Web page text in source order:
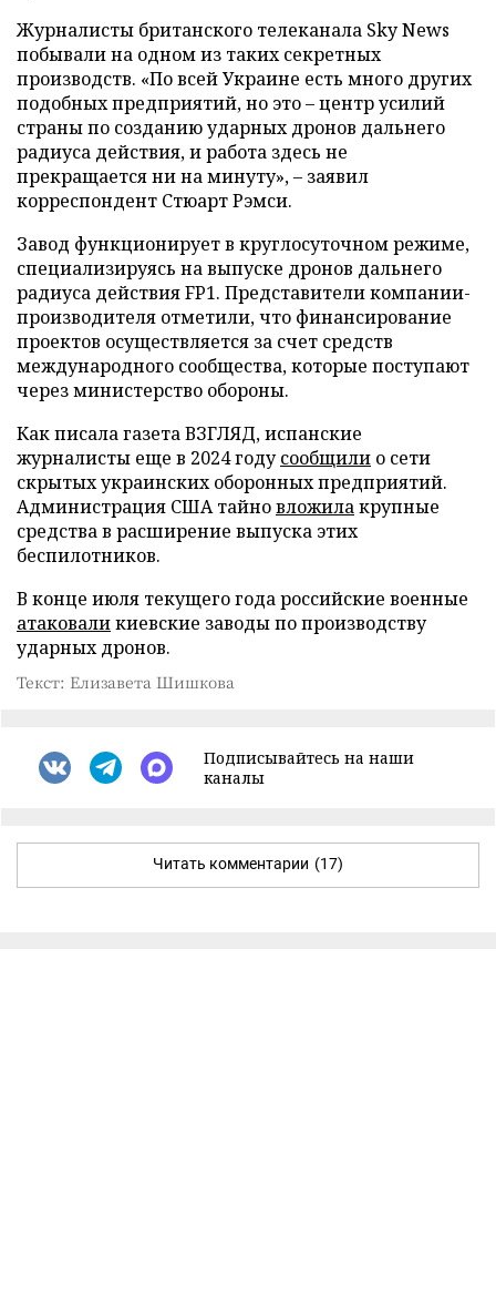
Журналисты британского телеканала Sky News
побывали на одном из таких секретных
производств. «По всей Украине есть много других
подобных предприятий, но это – центр усилий
страны по созданию ударных дронов дальнего
радиуса действия, и работа здесь не
прекращается ни на минуту», – заявил
корреспондент Стюарт Рэмси.
Завод функционирует в круглосуточном режиме,
специализируясь на выпуске дронов дальнего
радиуса действия FP1. Представители компании-
производителя отметили, что финансирование
проектов осуществляется за счет средств
международного сообщества, которые поступают
через министерство обороны.
Как писала газета ВЗГЛЯД, испанские
журналисты еще в 2024 годусообщили о сети
скрытых украинских оборонных предприятий.
Администрация США тайновложилакрупные
средства в расширение выпуска этих
беспилотников.
В конце июля текущего года российские военные
атаковаликиевские заводы по производству
ударных дронов.
Текст: Елизавета Шишкова
Подписывайтесь на наши
каналы
Читать комментарии (17)